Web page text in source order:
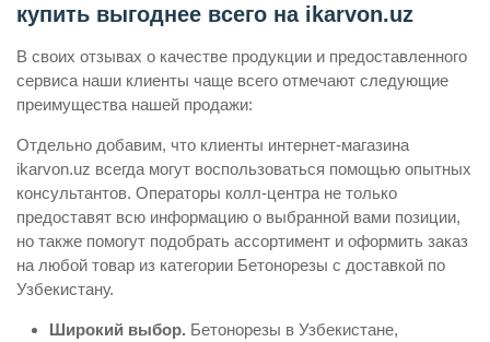
купить выгоднее всего на ikarvon.uz
В своих отзывах о качестве продукции и предоставленного
сервиса наши клиенты чаще всего отмечают следующие
преимущества нашей продажи:
Отдельно добавим, что клиенты интернет-магазина
ikarvon.uz всегда могут воспользоваться помощью опытных
консультантов. Операторы колл-центра не только
предоставят всю информацию о выбранной вами позиции,
но также помогут подобрать ассортимент и оформить заказ
на любой товар из категории Бетонорезы с доставкой по
Узбекистану.
Широкий выбор. Бетонорезы в Узбекистане,